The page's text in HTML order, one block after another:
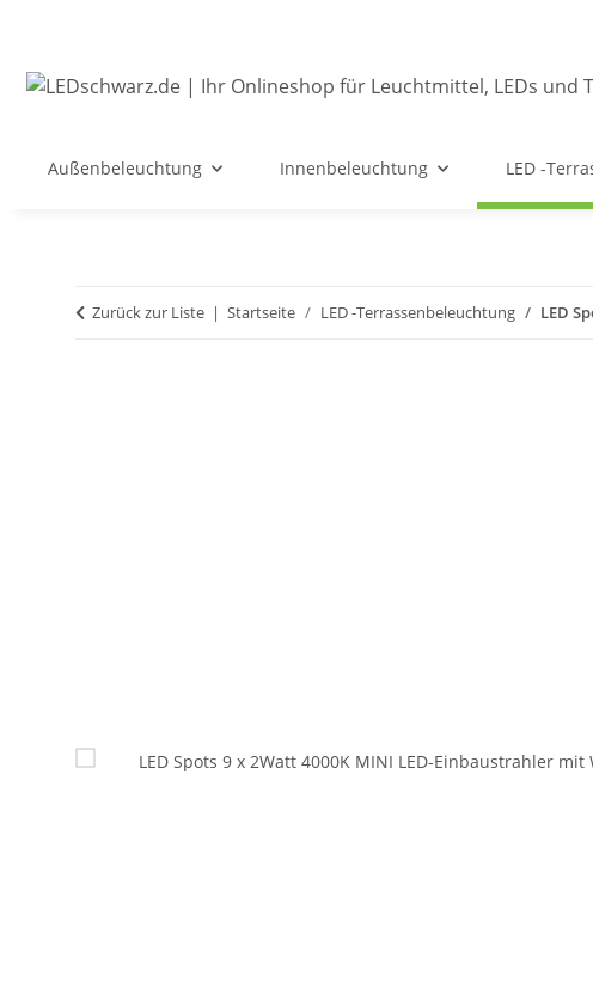
Außenbeleuchtung Innenbeleuchtung LED -
Zurück zur Liste Startseite LED -Terrassenbeleuchtung LED